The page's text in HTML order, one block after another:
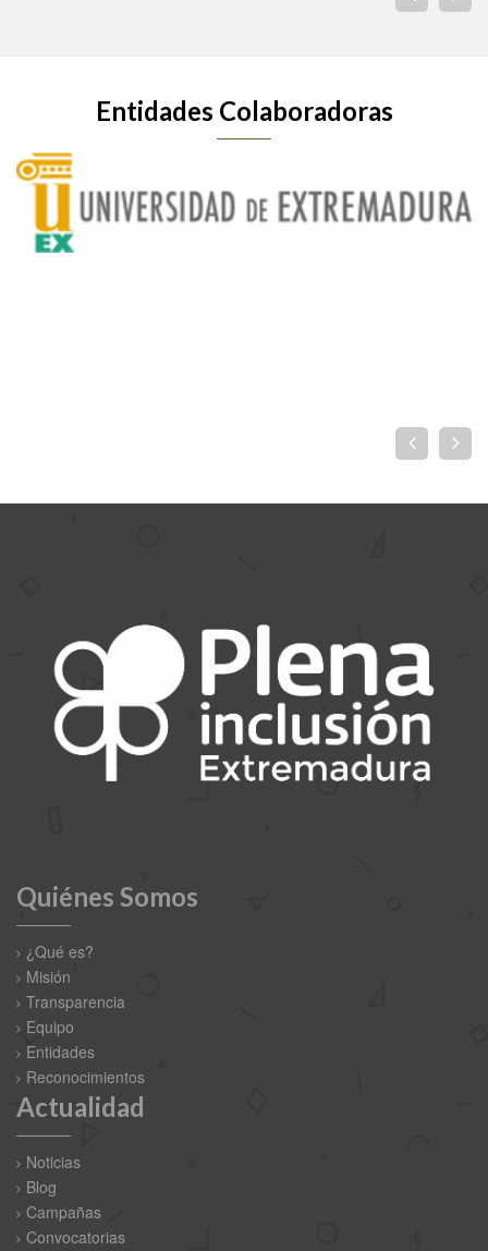
Entidades Colaboradoras
Quiénes Somos
¿Qué es?
Misión
Transparencia
Equipo
Entidades
Reconocimientos
Actualidad
Noticias
Blog
Campañas
Convocatorias